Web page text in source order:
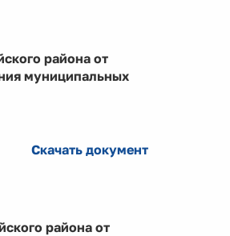
района от
муниципальных
Скачать документ
района от